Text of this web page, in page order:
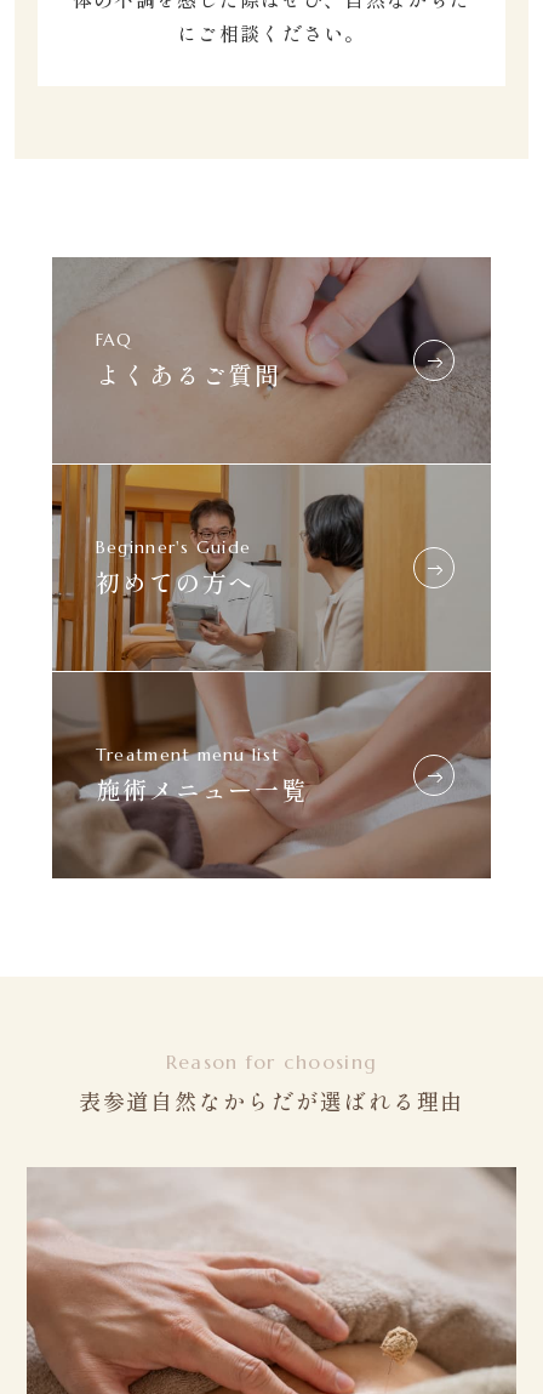
にご相談ください。
FAQ
よくあるご質問
Beginner's Guide
初めての方へ
Treatment menu list
施術メニュー一覧
Reason for choosing
表参道自然なからだが選ばれる理由